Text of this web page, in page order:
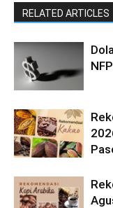
RELATED ARTICLES